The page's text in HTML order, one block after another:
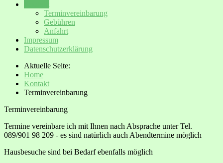
Terminvereinbarung
Gebühren
Anfahrt
Impressum
Datenschutzerklärung
Aktuelle Seite:
Home
Kontakt
Terminvereinbarung
Terminvereinbarung
Termine vereinbare ich mit Ihnen nach Absprache unter Tel.
089/901 98 209 - es sind natürlich auch Abendtermine möglich
Hausbesuche sind bei Bedarf ebenfalls möglich